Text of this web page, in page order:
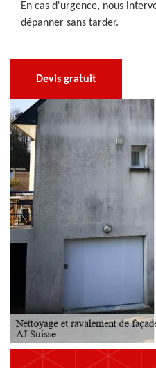
En cas d'urgence, nous
dépanner sans tarder.
Devis gratuit